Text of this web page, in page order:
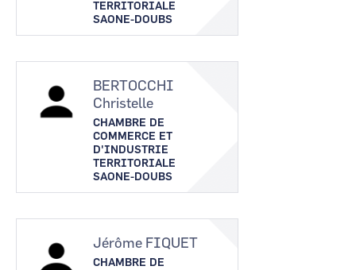
TERRITORIALE
SAONE-DOUBS
BERTOCCHI
Christelle
CHAMBRE DE
COMMERCE ET
D'INDUSTRIE
TERRITORIALE
SAONE-DOUBS
Jérôme FIQUET
CHAMBRE DE